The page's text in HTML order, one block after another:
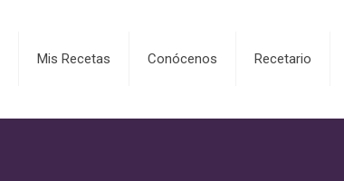
Mis Recetas Conócenos Recetario